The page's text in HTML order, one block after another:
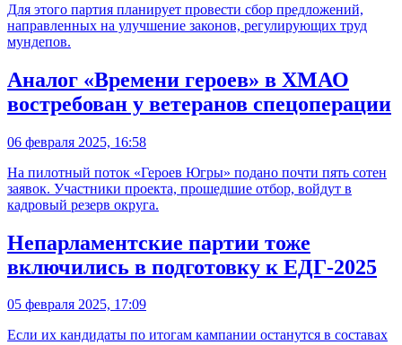
Для этого партия планирует провести сбор предложений,
направленных на улучшение законов, регулирующих труд
мундепов.
Аналог «Времени героев» в ХМАО
востребован у ветеранов спецоперации
06 февраля 2025, 16:58
На пилотный поток «Героев Югры» подано почти пять сотен
заявок. Участники проекта, прошедшие отбор, войдут в
кадровый резерв округа.
Непарламентские партии тоже
включились в подготовку к ЕДГ-2025
05 февраля 2025, 17:09
Если их кандидаты по итогам кампании останутся в составах